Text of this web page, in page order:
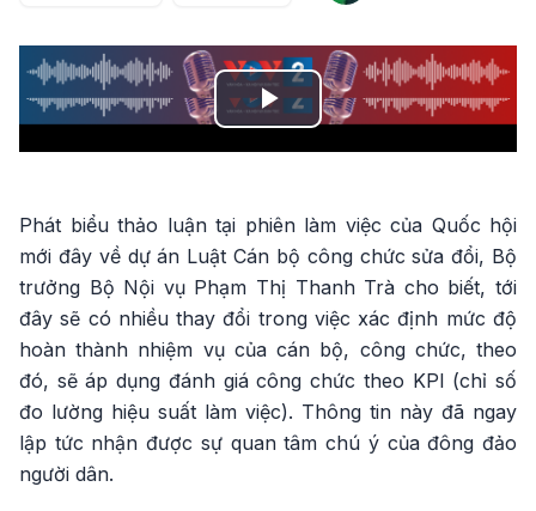
Play
Phát biểu thảo luận tại phiên làm việc của Quốc hội
mới đây về dự án Luật Cán bộ công chức sửa đổi, Bộ
trưởng Bộ Nội vụ Phạm Thị Thanh Trà cho biết, tới
đây sẽ có nhiều thay đổi trong việc xác định mức độ
hoàn thành nhiệm vụ của cán bộ, công chức, theo
đó, sẽ áp dụng đánh giá công chức theo KPI (chỉ số
đo lường hiệu suất làm việc). Thông tin này đã ngay
lập tức nhận được sự quan tâm chú ý của đông đảo
người dân.